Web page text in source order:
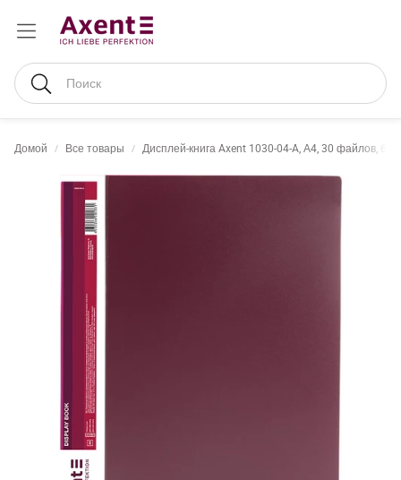
Поиск
Домой Все товары Дисплей-книга Axent 1030-04-A, А4, 30 файлов,